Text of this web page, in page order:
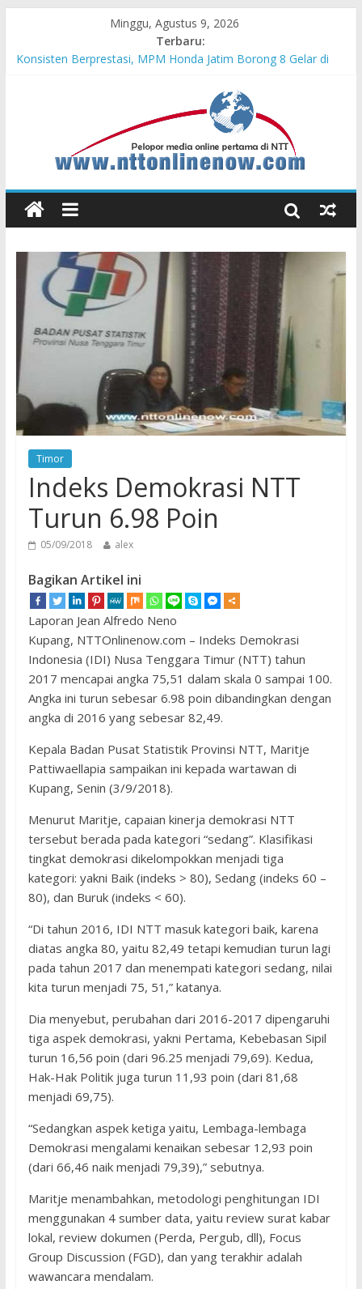
Minggu, Agustus 9, 2026
Terbaru:
Bupati Belu Buka Garuda Sakti Cross Border Fest 2026
Konsisten Berprestasi, MPM Honda Jatim Borong 8 Gelar di
MPM Honda Jatim Kembali Berikan Beasiswa bagi Anak Asuh
MPM Honda Jatim Bersama YBSI Berikan Pemeriksaan dan
Pengobatan Gratis bagi 100 Veteran LVRI
Cross Border, Belu Garda Terdepan NKRI, Harus Jadi Pusat
Pertumbuhan Pariwisata
Timor
Indeks Demokrasi NTT
Turun 6.98 Poin
05/09/2018 alex
Bagikan Artikel ini
Laporan Jean Alfredo Neno
Kupang, NTTOnlinenow.com – Indeks Demokrasi
Indonesia (IDI) Nusa Tenggara Timur (NTT) tahun
2017 mencapai angka 75,51 dalam skala 0 sampai 100.
Angka ini turun sebesar 6.98 poin dibandingkan dengan
angka di 2016 yang sebesar 82,49.
Kepala Badan Pusat Statistik Provinsi NTT, Maritje
Pattiwaellapia sampaikan ini kepada wartawan di
Kupang, Senin (3/9/2018).
Menurut Maritje, capaian kinerja demokrasi NTT
tersebut berada pada kategori “sedang”. Klasifikasi
tingkat demokrasi dikelompokkan menjadi tiga
kategori: yakni Baik (indeks > 80), Sedang (indeks 60 –
80), dan Buruk (indeks < 60).
“Di tahun 2016, IDI NTT masuk kategori baik, karena
diatas angka 80, yaitu 82,49 tetapi kemudian turun lagi
pada tahun 2017 dan menempati kategori sedang, nilai
kita turun menjadi 75, 51,” katanya.
Dia menyebut, perubahan dari 2016-2017 dipengaruhi
tiga aspek demokrasi, yakni Pertama, Kebebasan Sipil
turun 16,56 poin (dari 96.25 menjadi 79,69). Kedua,
Hak-Hak Politik juga turun 11,93 poin (dari 81,68
menjadi 69,75).
“Sedangkan aspek ketiga yaitu, Lembaga-lembaga
Demokrasi mengalami kenaikan sebesar 12,93 poin
(dari 66,46 naik menjadi 79,39),” sebutnya.
Maritje menambahkan, metodologi penghitungan IDI
menggunakan 4 sumber data, yaitu review surat kabar
lokal, review dokumen (Perda, Pergub, dll), Focus
Group Discussion (FGD), dan yang terakhir adalah
wawancara mendalam.